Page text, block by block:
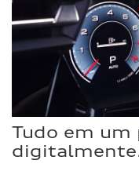
Tudo em um